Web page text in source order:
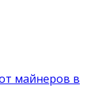
майнеров в